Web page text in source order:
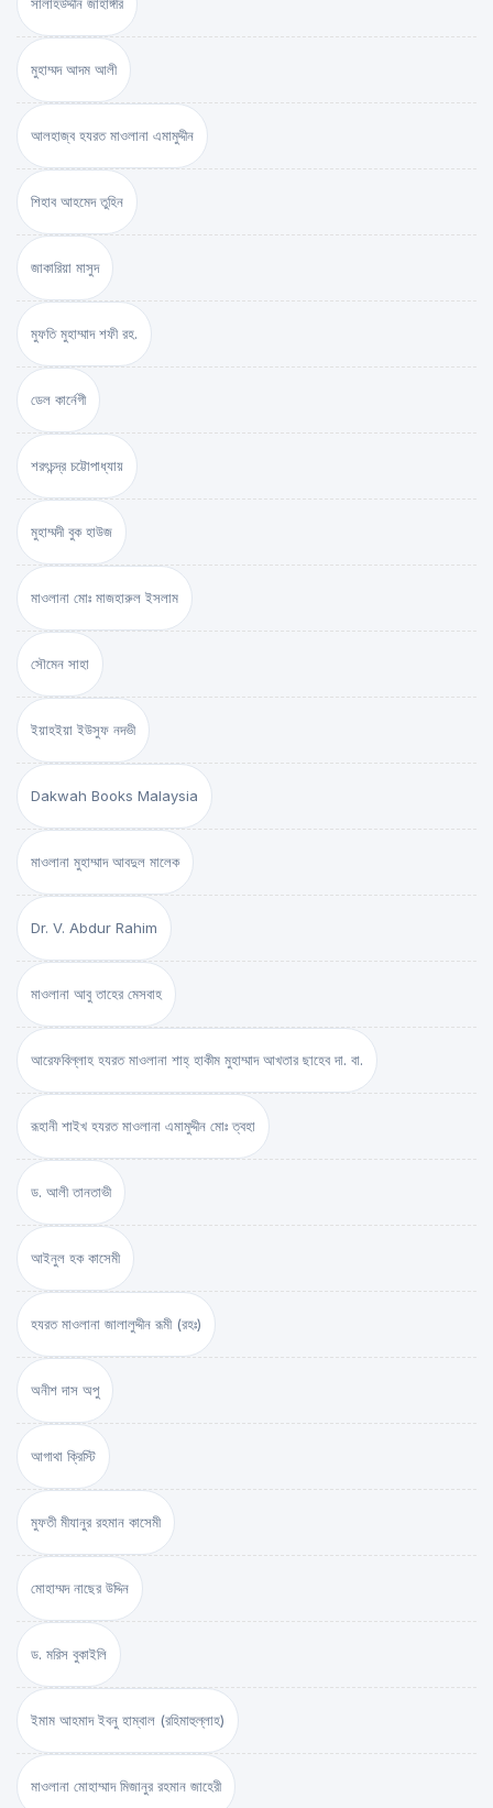
মুহাম্মদ আদম আলী
আলহাজ্ব হযরত মাওলানা এমামুদ্দীন
শিহাব আহমেদ তুহিন
জাকারিয়া মাসুদ
মুফতি মুহাম্মাদ শফী রহ.
ডেল কার্নেগী
শরৎচন্দ্র চট্টোপাধ্যায়
মুহাম্মদী বুক হাউজ
মাওলানা মোঃ মাজহারুল ইসলাম
সৌমেন সাহা
ইয়াহইয়া ইউসুফ নদভী
Dakwah Books Malaysia
মাওলানা মুহাম্মাদ আবদুল মালেক
Dr. V. Abdur Rahim
মাওলানা আবু তাহের মেসবাহ
আরেফবিল্লাহ হযরত মাওলানা শাহ্ হাকীম মুহাম্মাদ আখতার ছাহেব দা. বা.
রূহানী শাইখ হযরত মাওলানা এমামুদ্দীন মোঃ ত্বহা
ড. আলী তানতাভী
আইনুল হক কাসেমী
হযরত মাওলানা জালালুদ্দীন রূমী (রহঃ)
অনীশ দাস অপু
আগাথা ক্রিস্টি
মুফতী মীযানুর রহমান কাসেমী
মোহাম্মদ নাছের উদ্দিন
ড. মরিস বুকাইলি
ইমাম আহমাদ ইবনু হাম্বাল (রহিমাহুল্লাহ)
মাওলানা মোহাম্মাদ মিজানুর রহমান জাহেরী